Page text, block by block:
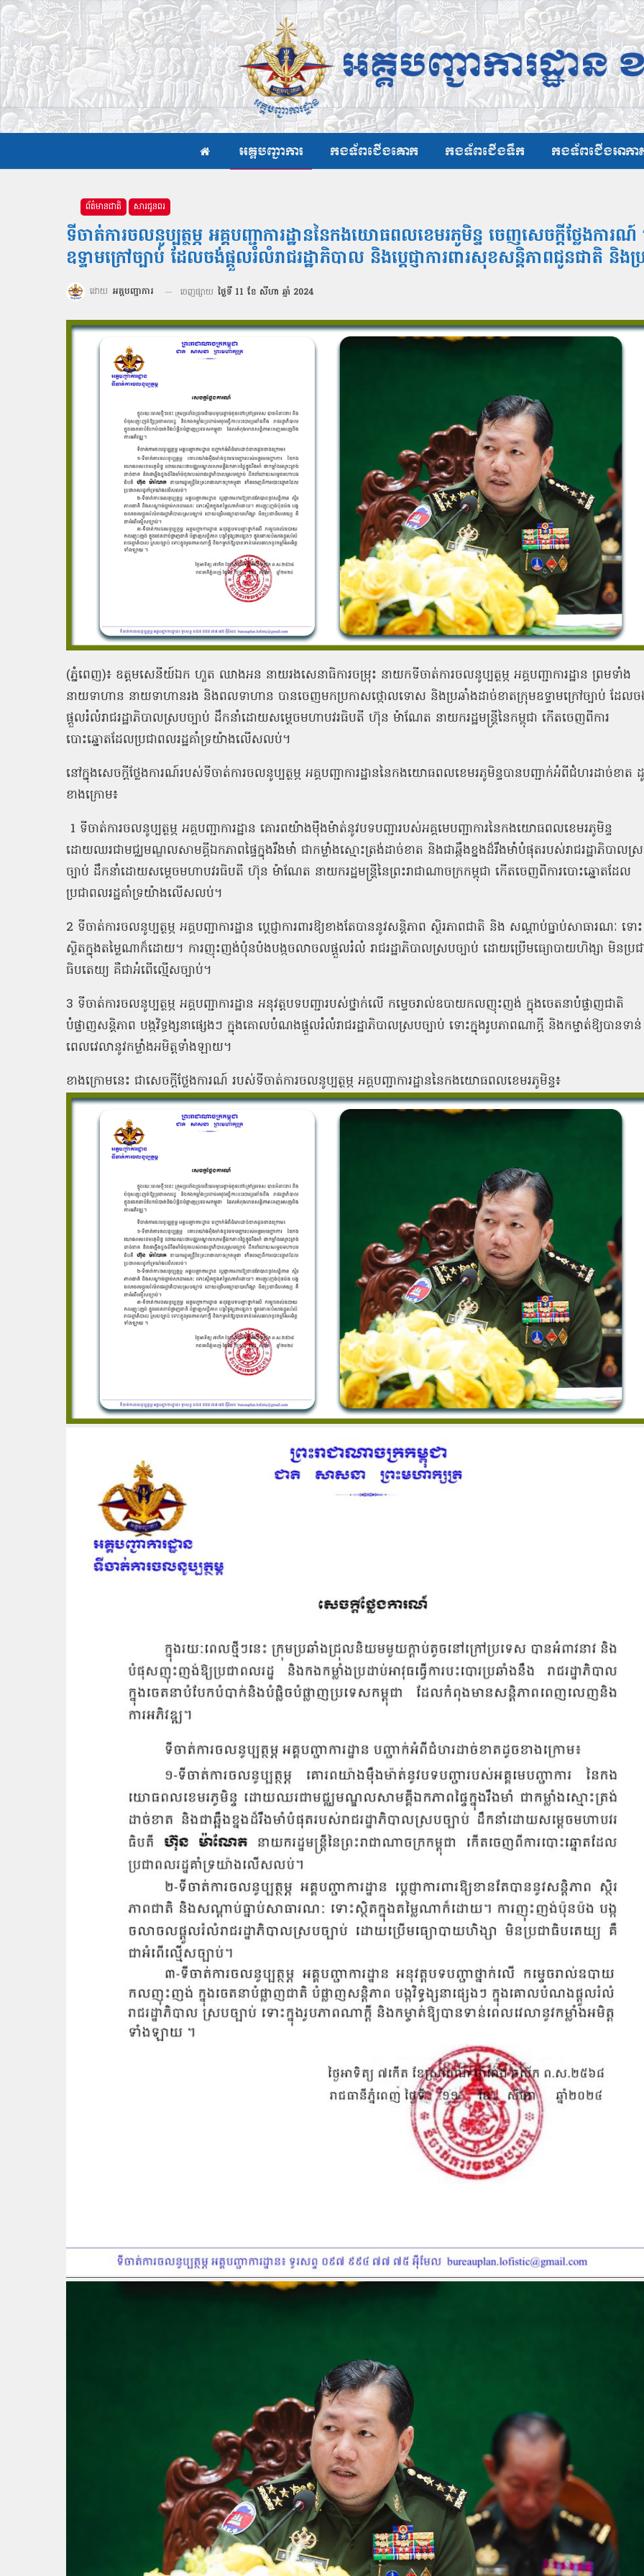
អគ្គបញ្ជាការ កងទ័ពជើងគោក កងទ័ពជើងទឹក កងទ័ពជើងអាក
ព័ត៌មានជាតិ សារជូនពរ
ទីចាត់ការចលនូប្បត្ថម្ភ អគ្គបញ្ជាការដ្ឋាននៃកងយោធពលខេមរភូមិន្ទ ចេញសេចក្ដីថ្លែងក
ឧទ្ទាមក្រៅច្បាប់ ដែលចង់ផ្ដួលរំលំរាជរដ្ឋាភិបាល និងប្ដេជ្ញាការពារសុខសន្ដិភាពជូនជាតិ និ
ដោយ អគ្គបញ្ជាការ ចេញផ្សាយ ថ្ងៃទី 11 ខែ សីហា ឆ្នាំ 2024
(ភ្នំពេញ)៖ ឧត្តមសេនីយ៍ឯក ហួត ឈាងអន នាយរងសេនាធិការចម្រុះ នាយកទីចាត់ការចលនូប្បត្ថម្ភ អគ្គបញ្ជាការដ្ឋាន ព្រមទាំង
នាយទាហាន នាយទាហានរង និងពលទាហាន បានចេញមកប្រកាសថ្កោលទោស និងប្រឆាំងដាច់ខាតក្រុមឧទ្ទាមក្រៅច្បាប់ ដែល
ផ្ដួលរំលំរាជរដ្ឋាភិបាលស្របច្បាប់ ដឹកនាំដោយសម្ដេចមហាបវរធិបតី ហ៊ុន ម៉ាណែត នាយករដ្ឋមន្រ្តីនៃកម្ពុជា កើតចេញពីការ
បោះឆ្នោតដែលប្រជាពលរដ្ឋគាំទ្រយ៉ាងលើសលប់។
នៅក្នុងសេចក្ដីថ្លែងការណ៍របស់ទីចាត់ការចលនូប្បត្ថម្ភ អគ្គបញ្ជាការដ្ឋាននៃកងយោធពលខេមរភូមិន្ទបានបញ្ជាក់អំពីជំហរដាច់ខាត
ខាងក្រោម៖
1 ទីចាត់ការចលនូប្បត្ថម្ភ អគ្គបញ្ជាការដ្ឋាន គោរពយ៉ាងម៉ឺងម៉ាត់នូវបទបញ្ជារបស់អគ្គមេបញ្ជាការនៃកងយោធពលខេមរភូមិន្ទ
ដោយឈរជាមជ្ឈមណ្ឌលសាមគ្គីឯកភាពផ្ទៃក្នុងរឹងមាំ ជាកម្លាំងស្មោះត្រង់ដាច់ខាត និងជាឆ្អឹងខ្នងដ៏រឹងមាំបំផុតរបស់រាជរដ្ឋាភិបាលស្
ច្បាប់ ដឹកនាំដោយសម្ដេចមហាបវរធិបតី ហ៊ុន ម៉ាណែត នាយករដ្ឋមន្រ្តីនៃព្រះរាជាណាចក្រកម្ពុជា កើតចេញពីការបោះឆ្នោតដែល
ប្រជាពលរដ្ឋគាំទ្រយ៉ាងលើសលប់។
2 ទីចាត់ការចលនូប្បត្ថម្ភ អគ្គបញ្ជាការដ្ឋាន ប្ដេជ្ញាការពារឱ្យខាងតែបាននូវសន្តិភាព ស្ថិរភាពជាតិ និង សណ្ដាប់ធ្នាប់សាធារណៈ ទោះ
ស្ថិតក្នុងតម្លៃណាក៏ដោយ។ ការញុះញង់ប៉ុនប៉ងបង្កចលាចលផ្ដួលរំលំ រាជរដ្ឋាភិបាលស្របច្បាប់ ដោយប្រើមធ្យោបាយហិង្សា មិនប្រជ
ធិបតេយ្យ គឺជាអំពើល្មើសច្បាប់។
3 ទីចាត់ការចលនូប្បត្ថម្ភ អគ្គបញ្ជាការដ្ឋាន អនុវត្តបទបញ្ជារបស់ថ្នាក់លើ កម្ទេចរាល់ឧបាយកលញុះញង់ ក្នុងចេតនាបំផ្លាញជាតិ
បំផ្លាញសន្តិភាព បង្កវិទ្ធង្សនាផ្សេងៗ ក្នុងគោលបំណងផ្ដួលរំលំរាជរដ្ឋាភិបាលស្របច្បាប់ ទោះក្នុងរូបភាពណាក្ដី និងកម្ចាត់ឱ្យបានទាន់
ពេលវេលានូវកម្លាំងអមិត្តទាំងឡាយ។
ខាងក្រោមនេះ ជាសេចក្ដីថ្លែងការណ៍ របស់ទីចាត់ការចលនូប្បត្ថម្ភ អគ្គបញ្ជាការដ្ឋាននៃកងយោធពលខេមរភូមិន្ទ៖